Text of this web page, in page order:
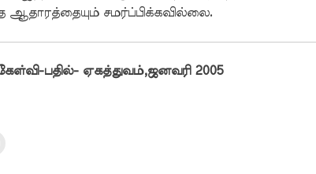
சமர்ப்பிக்கவில்லை.
பதில்- ஏகத்துவம்,ஜனவரி 2005